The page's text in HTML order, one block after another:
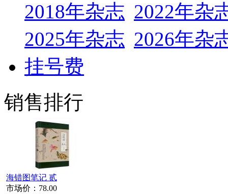
2018年杂志 2022年杂
2025年杂志 2026年杂
挂号费
销售排行
海错图笔记 贰
市场价： 78.00